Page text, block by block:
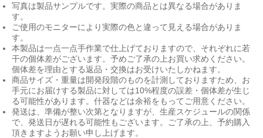
写真は製品サンプルです。実際の商品とは異なる場合がありま
す。
ご使用のモニターにより実際の色と違って見える場合がありま
す。
本製品は一点一点手作業で仕上げておりますので、それぞれに若
干の個体差がございます。予めご了承の上お買い求めください。
個体差を理由とする返品・交換はお受けいたしかねます。
商品サイズ・重量は開発段階のものを計測しておりますため、お
手元にお届けする製品に対しては10%程度の誤差・個体差が生じ
る可能性があります。什器などは余裕をもってご用意ください。
発送は、準備が整い次第となりますが、生産スケジュールの関係
で、発送日が遅れる可能性もございます。ご了承の上、予約購入
頂きますようお願い申し上げます。